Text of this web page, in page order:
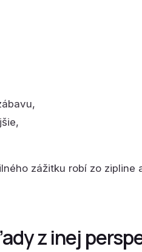
zážitku robí zo zipline
z inej